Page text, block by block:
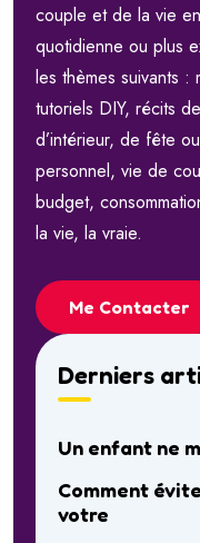
couple et de la vie
quotidienne ou plus
les thèmes suivants :
tutoriels DIY, récits
d’intérieur, de fête
personnel, vie de
budget,
la vie, la vraie.
Me Contacter
Derniers
Un enfant ne
Comment
votre